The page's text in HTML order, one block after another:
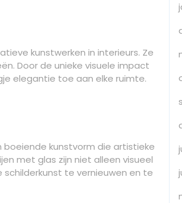
kunstwerken in interieurs. Ze
Door de unieke visuele impact
elegantie toe aan elke ruimte.
kunstvorm die artistieke
met glas zijn niet alleen visueel
te vernieuwen en te